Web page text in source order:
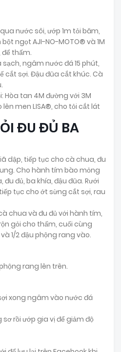
nước sôi, ướp 1m tỏi băm,
ngọt AJI-NO-MOTO® và 1M
để thấm.
ngâm nước đá 15 phút,
cắt sợi. Đậu đũa cắt khúc. Cà
Hòa tan 4M đường với 3M
men LISA®, cho tỏi cắt lát
ĐU ĐỦ BA
dập, tiếp tục cho cà chua, đu
Cho hành tím bào mỏng
đủ, ba khía, đậu đũa. Rưới
tục cho ớt sừng cắt sợi, rau
chua và đu đủ với hành tím,
gỏi cho thấm, cuối cùng
1/2 đậu phộng rang vào.
rang lên trên.
xong ngâm vào nước đá
rồi ướp gia vị để giảm độ